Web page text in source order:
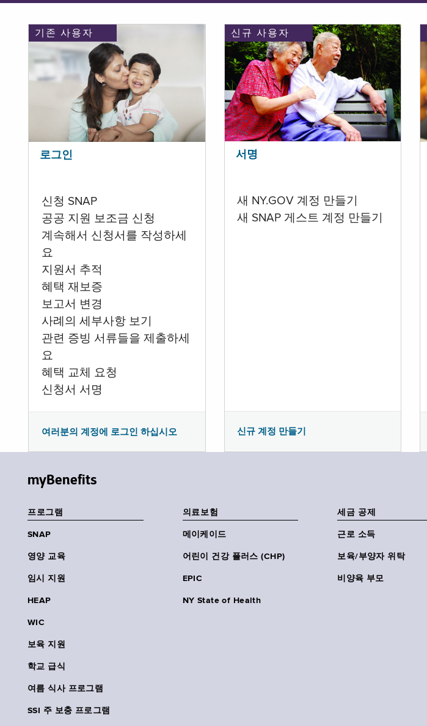
기존 사용자
로그인
신청 SNAP
공공 지원 보조금 신청
계속해서 신청서를 작성하세
요
지원서 추적
혜택 재보증
보고서 변경
사례의 세부사항 보기
관련 증빙 서류들을 제출하세
요
혜택 교체 요청
신청서 서명
여러분의 계정에 로그인 하십시오
신규 사용자
서명
새 NY.GOV 계정 만들기
새 SNAP 게스트 계정 만들기
신규 계정 만들기
myBenefits
프로그램
SNAP
영양 교육
임시 지원
HEAP
WIC
보육 지원
학교 급식
여름 식사 프로그램
SSI 주 보충 프로그램
의료보험
메이케이드
어린이 건강 플러스 (CHP)
EPIC
NY State of Health
세금 공제
근로 소득
보육/부양자 위탁
비양육 부모